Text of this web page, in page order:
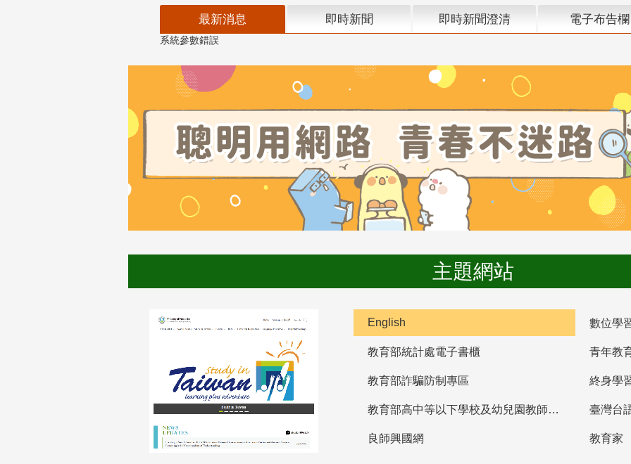
最新消息 即時新聞 即時新聞澄清 電子布告欄
系統參數錯誤
主題網站
English 數位學
教育部統計處電子書櫃 青年教
教育部詐騙防制專區 終身學
教育部高中等以下學校及幼兒園教師資格檢定考試 臺灣台
良師興國網 教育家